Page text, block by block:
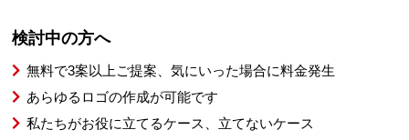
検討中の方へ
無料で3案以上ご提案、気にいった場合に料金発生
あらゆるロゴの作成が可能です
私たちがお役に立てるケース、立てないケース